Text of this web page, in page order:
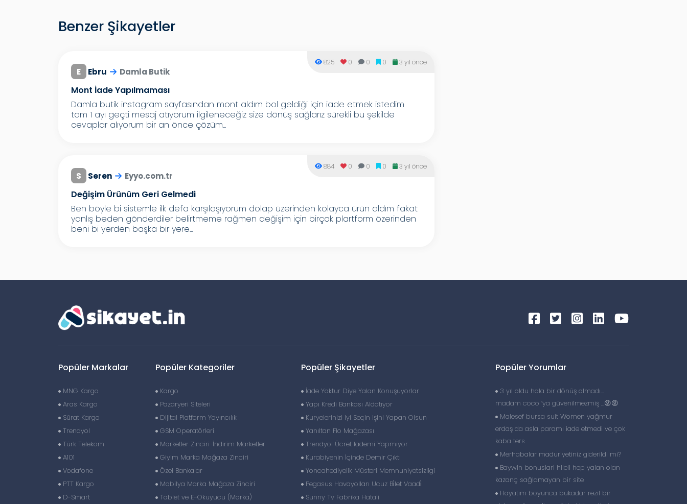
Benzer Şikayetler
E Ebru Damla Butik
Mont İade Yapılmaması
825 0 0 0 3 yıl önce
Damla butik instagram sayfasından mont aldım bol geldiği için iade etmek istedim
tam 1 ayı geçti mesaj atıyorum ilgileneceğiz size dönüş sağlarız sürekli bu şekilde
cevaplar alıyorum bir an önce çözüm...
S Seren Eyyo.com.tr
Değişim Ürünüm Geri Gelmedi
884 0 0 0 3 yıl önce
Ben böyle bi sistemle ilk defa karşılaşıyorum dolap üzerinden kolayca ürün aldım fakat
yanlış beden gönderdiler belirtmeme rağmen değişim için birçok plartform özerinden
beni bi yerden başka bir yere...
Popüler Markalar
MNG Kargo
Aras Kargo
Sürat Kargo
Trendyol
Türk Telekom
A101
Vodafone
PTT Kargo
D-Smart
Popüler Kategoriler
Kargo
Pazaryeri Siteleri
Dijital Platform Yayıncılık
GSM Operatörleri
Marketler Zinciri-İndirim Marketler
Giyim Marka Mağaza Zinciri
Özel Bankalar
Mobilya Marka Mağaza Zinciri
Tablet ve E-Okuyucu (Marka)
Popüler Şikayetler
İade Yoktur Diye Yalan Konuşuyorlar
Yapı Kredi Bankası Aldatıyor
Kuryelerinizi Iyi Seçin Işini Yapan Olsun
Yanıltan Flo Mağazası
Trendyol Ücret Iademi Yapmıyor
Kurabiyenin İçinde Demir Çıktı
Yoncahediyelik Müsteri Memnuniyetsizligi
Pegasus Havayolları Ucuz Bi̇let Vaadi̇
Sunny Tv Fabrika Hatali
Popüler Yorumlar
3 yıl oldu hala bir dönüş olmadı…
madam coco ‘ya güvenilmezmiş …😡😡
Malesef bursa suit Women yağmur
erdaş da asla paramı iade etmedi ve çok
kaba ters
Merhabalar maduriyetiniz giderildi mi?
Baywin bonuslari hileli hep yalan olan
kazanç sağlamayan bir site
Hayatım boyunca bukadar rezil bir